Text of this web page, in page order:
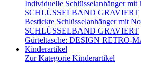
Individuelle Schlüsselanhänger
SCHLÜSSELBAND GRAVIERT
Bestickte Schlüsselanhänger mit
SCHLÜSSELBAND GRAVIERT
Gürteltasche: DESIGN RETRO-
Kinderartikel
Zur Kategorie Kinderartikel